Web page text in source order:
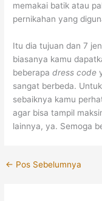
memakai batik atau
pernikahan yang
Itu dia tujuan dan 7
biasanya kamu
beberapadress code
sangat berbeda.
sebaiknya kamu
agar bisa tampil
lainnya, ya. Semoga
← Pos Sebelumnya